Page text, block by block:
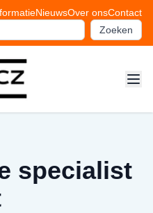
NieuwsOver onsContact
Zoeken
specialist